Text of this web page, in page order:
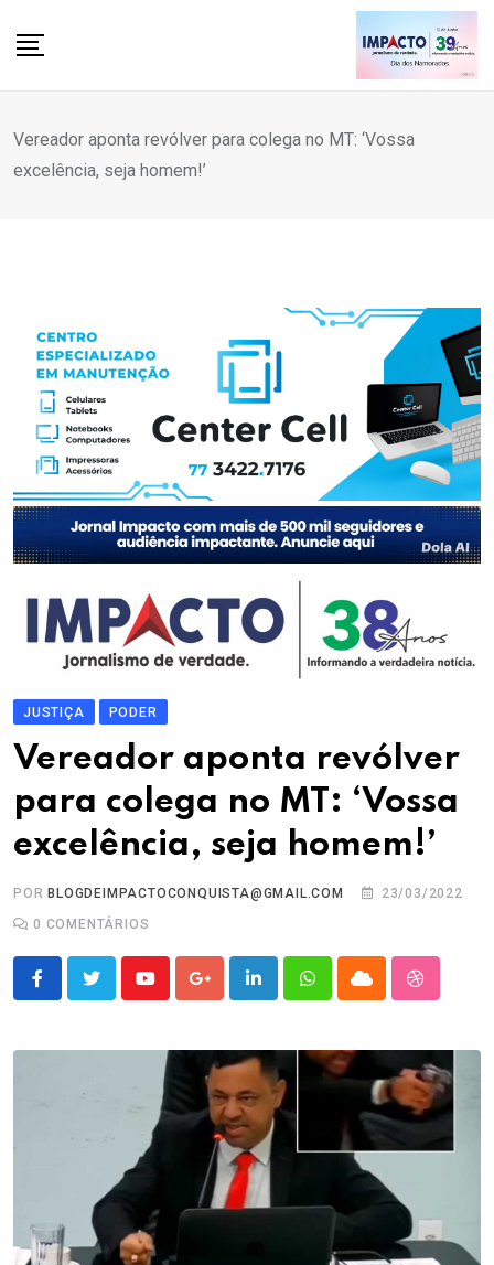
Vereador aponta revólver para colega no MT: ‘Vossa
excelência, seja homem!’
JUSTIÇA PODER
Vereador aponta revólver
para colega no MT: ‘Vossa
excelência, seja homem!’
POR BLOGDEIMPACTOCONQUISTA@GMAIL.COM
23/03/2022
0 COMENTÁRIOS
YoutubeGoogle+LinkedInWhatsappCloud